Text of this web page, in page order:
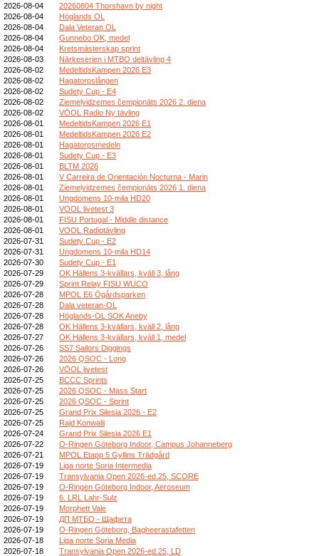
2026-08-04
20260804 Thorshavn by night
2026-08-04
Höglands OL
2026-08-04
Dala Veteran OL
2026-08-04
Gunnebo OK, medel
2026-08-04
Kretsmästerskap sprint
2026-08-03
Närkeserien i MTBO deltävling 4
2026-08-02
MedeltidsKampen 2026 E3
2026-08-02
Hagatorpslången
2026-08-02
Sudety Cup - E4
2026-08-02
Ziemeļvidzemes čempionāts 2026 2. diena
2026-08-02
VÖOL Radio Ny tävling
2026-08-01
MedeltidsKampen 2026 E1
2026-08-01
MedeltidsKampen 2026 E2
2026-08-01
Hagatorpsmedeln
2026-08-01
Sudety Cup - E3
2026-08-01
BLTM 2026
2026-08-01
V Carreira de Orientación Nocturna - Marin
2026-08-01
Ziemeļvidzemes čempionāts 2026 1. diena
2026-08-01
Ungdomens 10-mila HD20
2026-08-01
VOOL livetest 3
2026-08-01
FISU Portugal - Middle distance
2026-08-01
VOOL Radiotävling
2026-07-31
Sudety Cup - E2
2026-07-31
Ungdomens 10-mila HD14
2026-07-30
Sudety Cup - E1
2026-07-29
OK Hällens 3-kvällars, kväll 3, lång
2026-07-29
Sprint Relay FISU WUCO
2026-07-28
MPOL E6 Ögårdsparken
2026-07-28
Dala veteran-OL
2026-07-28
Höglands-OL SOK Aneby
2026-07-28
OK Hällens 3-kvällars, kväll 2, lång
2026-07-27
OK Hällens 3-kvällars, kväll 1, medel
2026-07-26
SS7 Sailors Diggings
2026-07-26
2026 QSOC - Long
2026-07-26
VÖOL livetest
2026-07-25
BCCC Sprints
2026-07-25
2026 QSOC - Mass Start
2026-07-25
2026 QSOC - Sprint
2026-07-25
Grand Prix Silesia 2026 - E2
2026-07-25
Rajd Konwalii
2026-07-24
Grand Prix Silesia 2026 E1
2026-07-22
O-Ringen Göteborg Indoor, Campus Johanneberg
2026-07-21
MPOL Etapp 5 Gyllins Trädgård
2026-07-19
Liga norte Soria Intermedia
2026-07-19
Transylvania Open 2026-ed.25, SCORE
2026-07-19
O-Ringen Göteborg Indoor, Aeroseum
2026-07-19
6. LRL Lahr-Sulz
2026-07-19
Morphett Vale
2026-07-19
ДП МТБО - Щафета
2026-07-19
O-Ringen Göteborg, Bagheerastafetten
2026-07-18
Liga norte Soria Media
2026-07-18
Transylvania Open 2026-ed.25, LD